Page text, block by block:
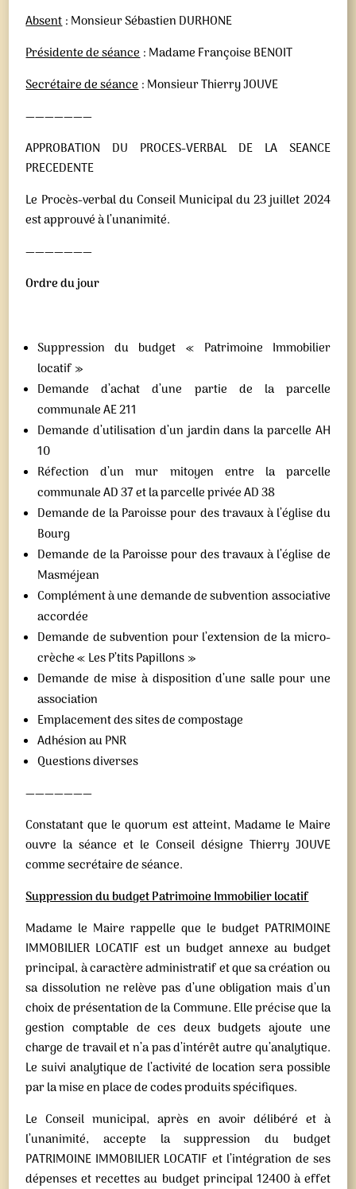
Absent: Monsieur Sébastien DURHONE
Présidente de séance: Madame Françoise BENOIT
Secrétaire de séance: Monsieur Thierry JOUVE
———————
APPROBATION DU PROCES-VERBAL DE LA SEANCE
PRECEDENTE
Le Procès-verbal du Conseil Municipal du 23 juillet 2024
est approuvé à l’unanimité.
———————
Ordre du jour
Suppression du budget « Patrimoine Immobilier
locatif »
Demande d’achat d’une partie de la parcelle
communale AE 211
Demande d’utilisation d’un jardin dans la parcelle AH
10
Réfection d’un mur mitoyen entre la parcelle
communale AD 37 et la parcelle privée AD 38
Demande de la Paroisse pour des travaux à l’église du
Bourg
Demande de la Paroisse pour des travaux à l’église de
Masméjean
Complément à une demande de subvention associative
accordée
Demande de subvention pour l’extension de la micro-
crèche « Les P’tits Papillons »
Demande de mise à disposition d’une salle pour une
association
Emplacement des sites de compostage
Adhésion au PNR
Questions diverses
———————
Constatant que le quorum est atteint, Madame le Maire
ouvre la séance et le Conseil désigne Thierry JOUVE
comme secrétaire de séance.
Suppression du budget Patrimoine Immobilier locatif
Madame le Maire rappelle que le budget PATRIMOINE
IMMOBILIER LOCATIF est un budget annexe au budget
principal, à caractère administratif et que sa création ou
sa dissolution ne relève pas d’une obligation mais d’un
choix de présentation de la Commune. Elle précise que la
gestion comptable de ces deux budgets ajoute une
charge de travail et n’a pas d’intérêt autre qu’analytique.
Le suivi analytique de l’activité de location sera possible
par la mise en place de codes produits spécifiques.
Le Conseil municipal, après en avoir délibéré et à
l’unanimité, accepte la suppression du budget
PATRIMOINE IMMOBILIER LOCATIF et l’intégration de ses
dépenses et recettes au budget principal 12400 à effet